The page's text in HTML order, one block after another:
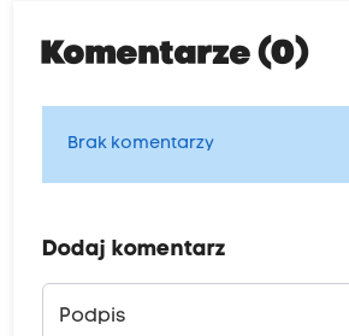
Komentarze (0)
Brak komentarzy
Dodaj komentarz
Podpis